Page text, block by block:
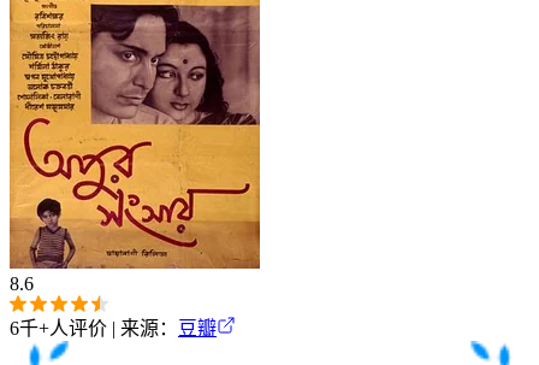
8.6
6千+人评价 | 来源： 豆瓣